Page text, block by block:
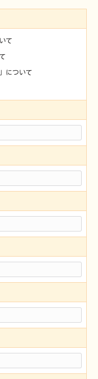
て
について